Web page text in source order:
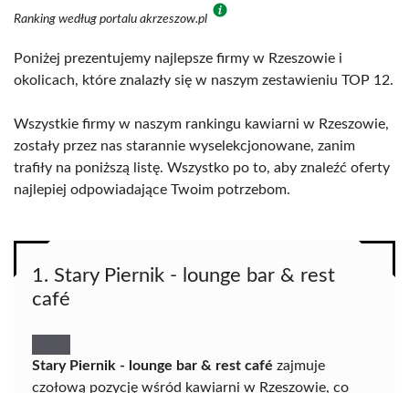
Ranking według portalu akrzeszow.pl
Poniżej prezentujemy najlepsze firmy w Rzeszowie i
okolicach, które znalazły się w naszym zestawieniu TOP 12.
Wszystkie firmy w naszym rankingu kawiarni w Rzeszowie,
zostały przez nas starannie wyselekcjonowane, zanim
trafiły na poniższą listę. Wszystko po to, aby znaleźć oferty
najlepiej odpowiadające Twoim potrzebom.
1. Stary Piernik - lounge bar & rest
café
Stary Piernik - lounge bar & rest café zajmuje
czołową pozycję wśród kawiarni w Rzeszowie, co